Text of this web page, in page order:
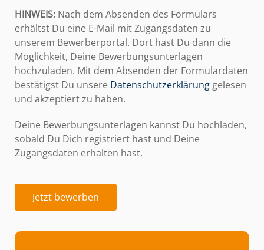
HINWEIS: Nach dem Absenden des Formulars
erhältst Du eine E-Mail mit Zugangsdaten zu
unserem Bewerberportal. Dort hast Du dann die
Möglichkeit, Deine Bewerbungsunterlagen
hochzuladen. Mit dem Absenden der Formulardaten
bestätigst Du unsere Datenschutzerklärung gelesen
und akzeptiert zu haben.
Deine Bewerbungsunterlagen kannst Du hochladen,
sobald Du Dich registriert hast und Deine
Zugangsdaten erhalten hast.
Jetzt bewerben